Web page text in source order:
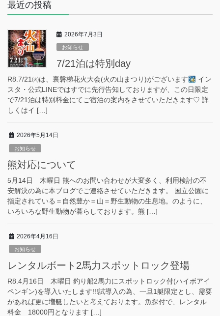
最近の投稿
2026年7月3日
お知らせ
7/21泊は特別day
R8.7/21㈫は、裏磐梯花火大会(火の山まつり)がございます
イン
スタ・公式LINEではすでに先行告知しておりますが、この日限定
で7/21泊は特別料金にてご宿泊の案内をさせていただきます♡ 詳
しくはイ […]
2026年5月14日
お知らせ
熊対応について
5月14日 木曜日 熊へのお問い合わせが大変多く、利用検討の不
安解決の為に本ブログでご連絡させていただきます。 国立公園に
指定されている＝自然豊か＝山＝野生動物の生息地。のように、
いろいろな野生動物が暮らしております。熊 […]
2026年4月16日
お知らせ
レンタルボート2馬力スポットロック登場
R8.4月16日 木曜日 釣り船2馬力にスポットロック付(ハイボアイ
ペンギン)を導入いたします!!!試導入の為、一旦1艇限定とし、需要
があれば更に増艇したいと考えております。魚探付で、レンタル
料金 18000円となります […]